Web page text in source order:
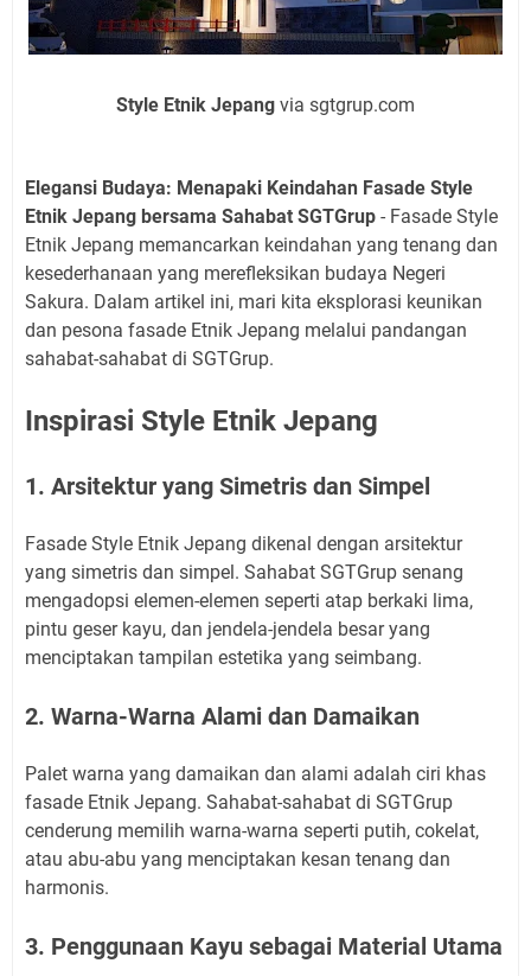
Style Etnik Jepang via sgtgrup.com
Elegansi Budaya: Menapaki Keindahan Fasade Style
Etnik Jepang bersama Sahabat SGTGrup - Fasade Style
Etnik Jepang memancarkan keindahan yang tenang dan
kesederhanaan yang merefleksikan budaya Negeri
Sakura. Dalam artikel ini, mari kita eksplorasi keunikan
dan pesona fasade Etnik Jepang melalui pandangan
sahabat-sahabat di SGTGrup.
Inspirasi Style Etnik Jepang
1. Arsitektur yang Simetris dan Simpel
Fasade Style Etnik Jepang dikenal dengan arsitektur
yang simetris dan simpel. Sahabat SGTGrup senang
mengadopsi elemen-elemen seperti atap berkaki lima,
pintu geser kayu, dan jendela-jendela besar yang
menciptakan tampilan estetika yang seimbang.
2. Warna-Warna Alami dan Damaikan
Palet warna yang damaikan dan alami adalah ciri khas
fasade Etnik Jepang. Sahabat-sahabat di SGTGrup
cenderung memilih warna-warna seperti putih, cokelat,
atau abu-abu yang menciptakan kesan tenang dan
harmonis.
3. Penggunaan Kayu sebagai Material Utama